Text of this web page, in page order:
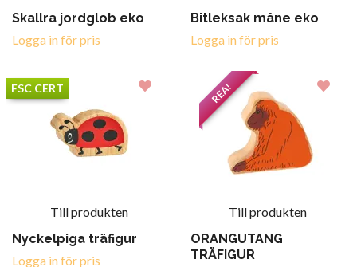
Skallra jordglob eko
Logga in för pris
Bitleksak måne eko
Logga in för pris
FSC CERT
Till produkten
Nyckelpiga träfigur
Logga in för pris
REA!
Till produkten
ORANGUTANG
TRÄFIGUR